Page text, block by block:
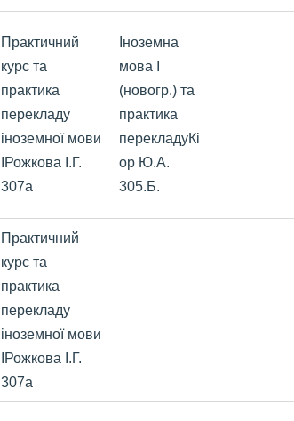
Практичний
курс та
практика
перекладу
іноземної мови
ІРожкова І.Г.
307а
Іноземна
мова І
(новогр.) та
практика
перекладуКі
ор Ю.А.
305.Б.
Практичний
курс та
практика
перекладу
іноземної мови
ІРожкова І.Г.
307а